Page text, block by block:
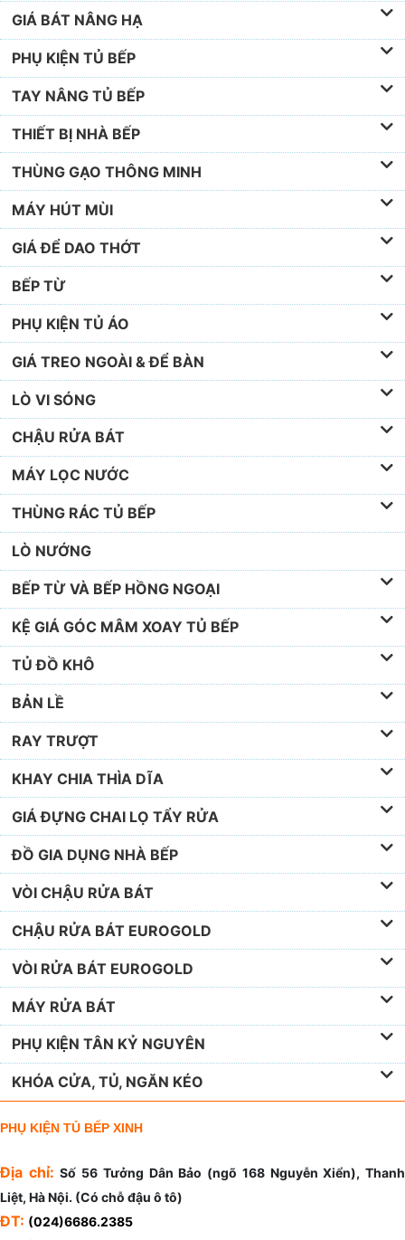
GIÁ BÁT NÂNG HẠ
PHỤ KIỆN TỦ BẾP
TAY NÂNG TỦ BẾP
THIẾT BỊ NHÀ BẾP
THÙNG GẠO THÔNG MINH
MÁY HÚT MÙI
GIÁ ĐỂ DAO THỚT
BẾP TỪ
PHỤ KIỆN TỦ ÁO
GIÁ TREO NGOÀI & ĐỂ BÀN
LÒ VI SÓNG
CHẬU RỬA BÁT
MÁY LỌC NƯỚC
THÙNG RÁC TỦ BẾP
LÒ NƯỚNG
BẾP TỪ VÀ BẾP HỒNG NGOẠI
KỆ GIÁ GÓC MÂM XOAY TỦ BẾP
TỦ ĐỒ KHÔ
BẢN LỀ
RAY TRƯỢT
KHAY CHIA THÌA DĨA
GIÁ ĐỰNG CHAI LỌ TẨY RỬA
ĐỒ GIA DỤNG NHÀ BẾP
VÒI CHẬU RỬA BÁT
CHẬU RỬA BÁT EUROGOLD
VÒI RỬA BÁT EUROGOLD
MÁY RỬA BÁT
PHỤ KIỆN TÂN KỶ NGUYÊN
KHÓA CỬA, TỦ, NGĂN KÉO
PHỤ KIỆN TỦ BẾP XINH
Địa chỉ: Số 56 Tưởng Dân Bảo (ngõ 168 Nguyễn Xiển), Thanh
Liệt, Hà Nội. (Có chỗ đậu ô tô)
ĐT: (024)6686.2385